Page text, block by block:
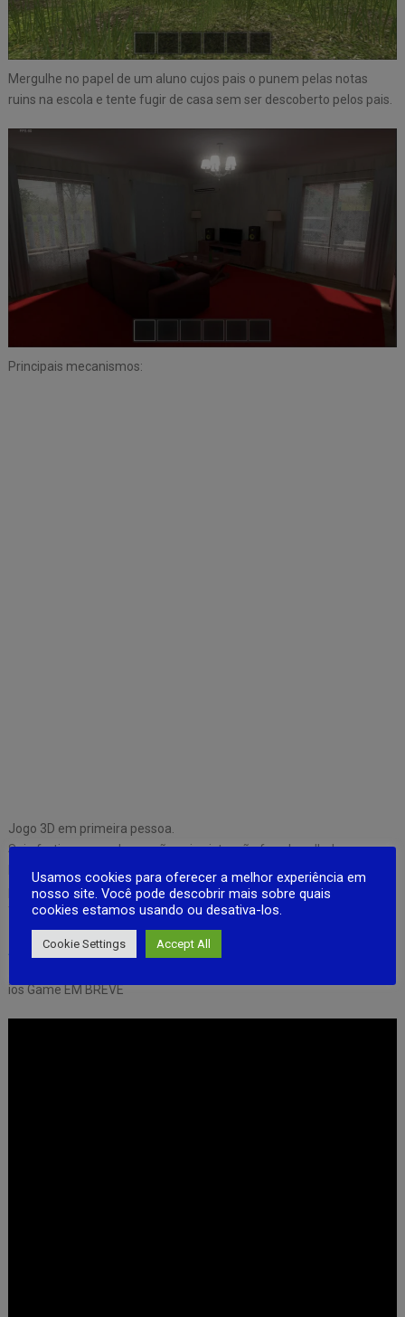
Mergulhe no papel de um aluno cujos pais o punem pelas notas
ruins na escola e tente fugir de casa sem ser descoberto pelos pais.
Principais mecanismos:
Jogo 3D em primeira pessoa.
Seja furtivo, esconda-se, não seja visto, não faça barulho!
Resolva quebra-cabeças, resolva enigmas e encontre itens para
planejar sua fuga.
Tenha cuidado, os pais podem notar portas e armários abertos.
Android Game
ios Game EM BREVE
Usamos cookies para oferecer a melhor experiência em
nosso site. Você pode descobrir mais sobre quais
cookies estamos usando ou desativa-los.
Cookie Settings Accept All